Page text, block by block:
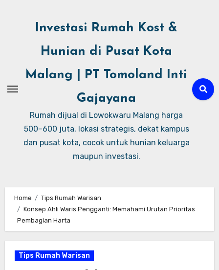
Investasi Rumah Kost &
Hunian di Pusat Kota
Malang | PT Tomoland Inti
Gajayana
Rumah dijual di Lowokwaru Malang harga
500–600 juta, lokasi strategis, dekat kampus
dan pusat kota, cocok untuk hunian keluarga
maupun investasi.
Home
Tips Rumah Warisan
Konsep Ahli Waris Pengganti: Memahami Urutan Prioritas
Pembagian Harta
Tips Rumah Warisan